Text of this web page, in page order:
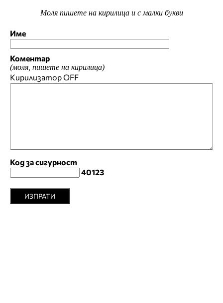
Моля пишете на кирилица и с малки букви
Име
Коментар
(моля, пишете на кирилица)
КирилизаторOFF
Код за сигурност
40123
ИЗПРАТИ